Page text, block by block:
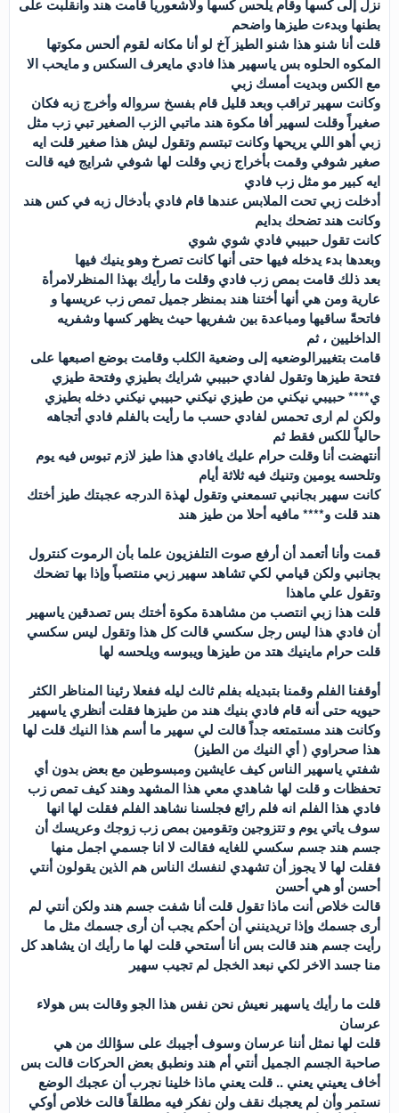
نزل إلى كسها وقام يلحس كسها ولاشعورياً قامت هند وأنقلبت على
بطنها وبدءت طيزها واضحم
قلت أنا شنو هذا شنو الطيز آخ لو أنا مكانه لقوم ألحس مكوتها
المكوه الحلوه بس ياسهير هذا فادي مايعرف السكس و مايحب الا
مع الكس وبديت أمسك زبي
وكانت سهير تراقب وبعد قليل قام بفسخ سرواله وأخرج زبه فكان
صغيراً وقلت لسهير أفا مكوة هند ماتبي الزب الصغير تبي زب مثل
زبي أهو اللي يريحها وكانت تبتسم وتقول ليش هذا صغير قلت ايه
صغير شوفي وقمت بأخراج زبي وقلت لها شوفي شرايج فيه قالت
ايه كبير مو مثل زب فادي
أدخلت زبي تحت الملابس عندها قام فادي بأدخال زبه في كس هند
وكانت هند تضحك بدايم
كانت تقول حبيبي فادي شوي شوي
وبعدها بدء يدخله فيها حتى أنها كانت تصرخ وهو ينيك فيها
بعد ذلك قامت بمص زب فادي وقلت ما رأيك بهذا المنظرلامرأة
عارية ومن هي أنها أختنا هند بمنظر جميل تمص زب عريسها و
فاتحةً ساقيها ومباعدة بين شفريها حيث يظهر كسها وشفريه
الداخليين ، ثم
قامت بتغييرالوضعيه إلى وضعية الكلب وقامت بوضع اصبعها على
فتحة طيزها وتقول لفادي حبيبي شرايك بطيزي وفتحة طيزي
ي**** حبيبي نيكني من طيزي نيكني حبيبي نيكني دخله بطيزي
ولكن لم ارى تحمس لفادي حسب ما رأيت بالفلم فادي أتجاهه
حالياً للكس فقط ثم
أنتهضت أنا وقلت حرام عليك يافادي هذا طيز لازم تبوس فيه يوم
وتلحسه يومين وتنيك فيه ثلاثة أيام
كانت سهير بجانبي تسمعني وتقول لهذة الدرجه عجبتك طيز أختك
هند قلت و**** مافيه أحلا من طيز هند
قمت وأنا أتعمد أن أرفع صوت التلفزيون علما بأن الرموت كنترول
بجانبي ولكن قيامي لكي تشاهد سهير زبي منتصباً وإذا بها تضحك
وتقول علي ماهذا
قلت هذا زبي انتصب من مشاهدة مكوة أختك بس تصدقين ياسهير
أن فادي هذا ليس رجل سكسي قالت كل هذا وتقول ليس سكسي
قلت حرام ماينيك هتد من طيزها ويبوسه ويلحسه لها
أوقفنا الفلم وقمنا بتبديله بفلم ثالث ليله ففعلا رئينا المناظر الكثر
حيويه حتى أنه قام فادي بنيك هند من طيزها فقلت أنظري ياسهير
وكانت هند مستمتعه جداً قالت لي سهير ما أسم هذا النيك قلت لها
هذا صحراوي ( أي النيك من الطيز)
شفتي ياسهير الناس كيف عايشين ومبسوطين مع بعض بدون أي
تحفظات و قلت لها شاهدي معي هذا المشهد وهند كيف تمص زب
فادي هذا الفلم انه فلم رائع فجلسنا نشاهد الفلم فقلت لها انها
سوف ياتي يوم و تتزوجين وتقومين بمص زب زوجك وعريسك أن
جسم هند جسم سكسي للغايه فقالت لا انا جسمي اجمل منها
فقلت لها لا يجوز أن تشهدي لنفسك الناس هم الذين يقولون أنتي
أحسن أو هي أحسن
قالت خلاص أنت ماذا تقول قلت أنا شفت جسم هند ولكن أنتي لم
أرى جسمك وإذا تريدينني أن أحكم يجب أن أرى جسمك مثل ما
رأيت جسم هند قالت بس أنا أستحي قلت لها ما رأيك ان يشاهد كل
منا جسد الاخر لكي نبعد الخجل لم تجيب سهير
قلت ما رأيك ياسهير نعيش نحن نفس هذا الجو وقالت بس هولاء
عرسان
قلت لها نمثل أننا عرسان وسوف أجيبك على سؤالك من هي
صاحبة الجسم الجميل أنتي أم هند ونطبق بعض الحركات قالت بس
أخاف يعيني يعني .. قلت يعني ماذا خلينا نجرب أن عجبك الوضع
نستمر وأن لم يعجبك نقف ولن نفكر فيه مطلقاً قالت خلاص أوكي